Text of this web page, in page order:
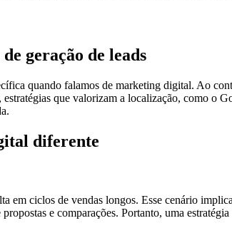
geração de leads
quando falamos de marketing digital. Ao
que valorizam a localização, como o
diferente
em ciclos de vendas longos. Esse cenário
e comparações. Portanto, uma